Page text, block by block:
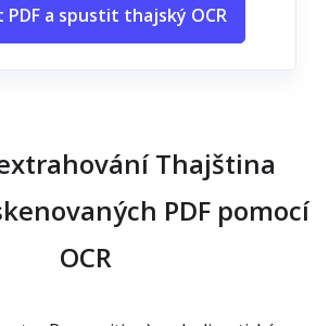
PDF a spustit thajský OCR
Thajština
PDF pomocí
OCR